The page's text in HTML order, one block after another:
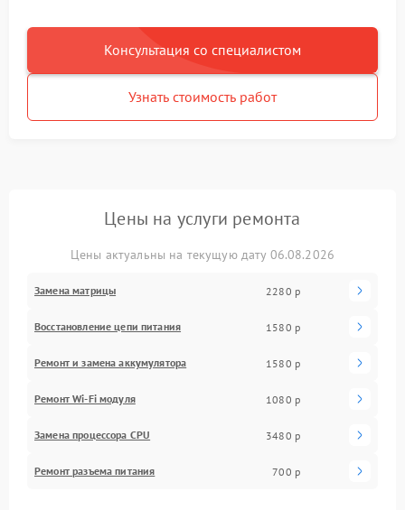
Консультация со специалистом
Узнать стоимость работ
Цены на услуги ремонта
Цены актуальны на текущую дату 06.08.2026
Замена матрицы 2280 р
Восстановление цепи питания 1580 р
Ремонт и замена аккумулятора 1580 р
Ремонт Wi-Fi модуля 1080 р
Замена процессора CPU 3480 р
Ремонт разъема питания 700 р